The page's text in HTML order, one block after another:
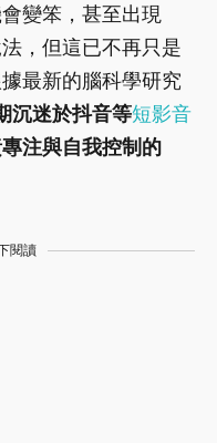
變笨，甚至出現
，但這已不再只是
最新的腦科學研究
沉迷於抖音等短影音
注與自我控制的
閱讀